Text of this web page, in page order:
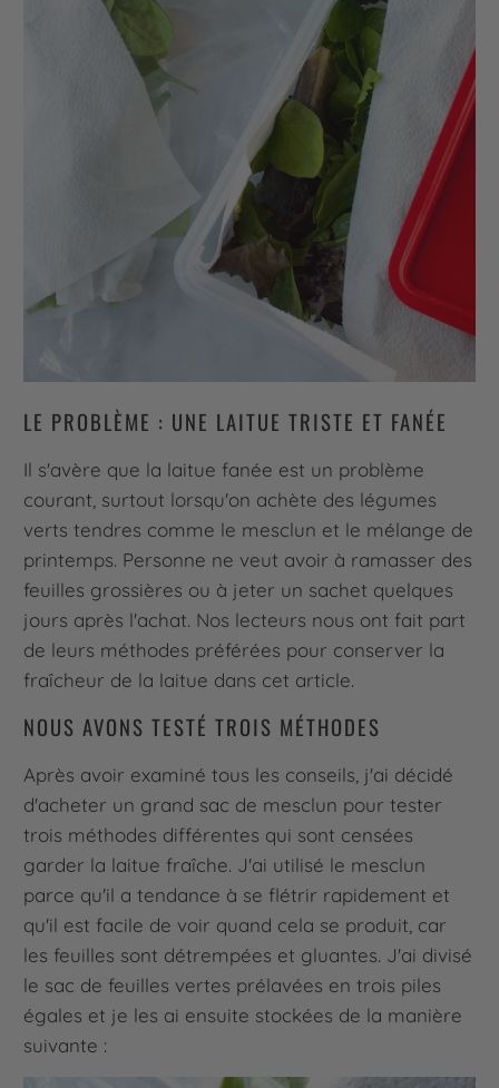
LE PROBLÈME : UNE LAITUE TRISTE ET FANÉE
Il s'avère que la laitue fanée est un problème
courant, surtout lorsqu'on achète des légumes
verts tendres comme le mesclun et le mélange de
printemps. Personne ne veut avoir à ramasser des
feuilles grossières ou à jeter un sachet quelques
jours après l'achat. Nos lecteurs nous ont fait part
de leurs méthodes préférées pour conserver la
fraîcheur de la laitue dans cet article.
NOUS AVONS TESTÉ TROIS MÉTHODES
Après avoir examiné tous les conseils, j'ai décidé
d'acheter un grand sac de mesclun pour tester
trois méthodes différentes qui sont censées
garder la laitue fraîche. J'ai utilisé le mesclun
parce qu'il a tendance à se flétrir rapidement et
qu'il est facile de voir quand cela se produit, car
les feuilles sont détrempées et gluantes. J'ai divisé
le sac de feuilles vertes prélavées en trois piles
égales et je les ai ensuite stockées de la manière
suivante :